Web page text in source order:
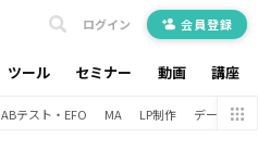
ツール セミナー 動画 講座
ログイン 会員登録
ABテスト・EFO MA LP制作 データ分析